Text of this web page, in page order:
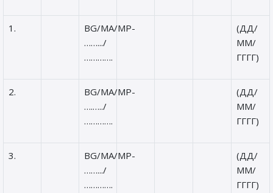
1.
BG/MA/MP-
…….../
………….
(ДД/
ММ/
ГГГГ)
2.
BG/MA/MP-
….…../
………….
(ДД/
ММ/
ГГГГ)
3.
BG/MA/MP-
…….../
………….
(ДД/
ММ/
ГГГГ)